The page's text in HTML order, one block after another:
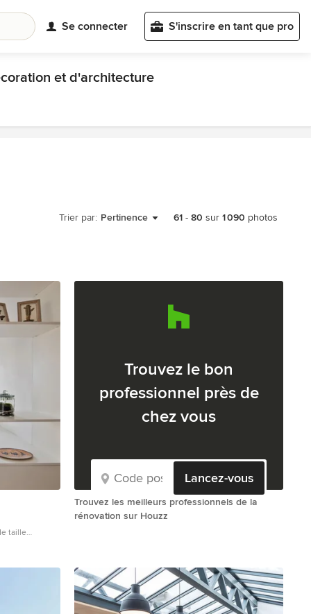
Se connecter S'inscrire en tant que pro
et d'architecture
Trier par: Pertinence 61 - 80 sur 1 090 photos
taille
Trouvez le bon
professionnel près de
chez vous
Lancez-vous
Trouvez les meilleurs professionnels de la
rénovation sur Houzz